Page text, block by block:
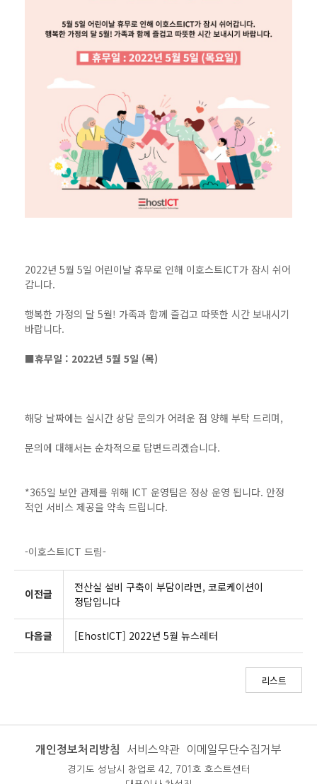
2022년 5월 5일 어린이날 휴무로 인해 이호스트ICT가 잠시 쉬어
갑니다.
행복한 가정의 달 5월! 가족과 함께 즐겁고 따뜻한 시간 보내시기
바랍니다.
■휴무일 : 2022년 5월 5일 (목)
해당 날짜에는 실시간 상담 문의가 어려운 점 양해 부탁 드리며,
문의에 대해서는 순차적으로 답변드리겠습니다.
*365일 보안 관제를 위해 ICT 운영팀은 정상 운영 됩니다. 안정
적인 서비스 제공을 약속 드립니다.
-이호스트ICT 드림-
이전글
전산실 설비 구축이 부담이라면, 코로케이션이
정답입니다
다음글 [EhostICT] 2022년 5월 뉴스레터
리스트
개인정보처리방침 서비스약관 이메일무단수집거부
경기도 성남시 창업로 42, 701호 호스트센터